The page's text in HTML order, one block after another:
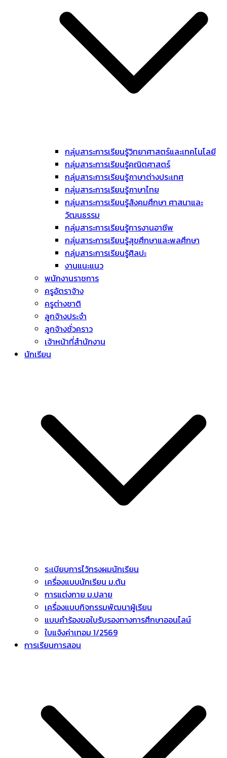
กลุ่มสาระการเรียนรู้วิทยาศาสตร์และเทคโนโลยี
กลุ่มสาระการเรียนรู้คณิตศาสตร์
กลุ่มสาระการเรียนรู้ภาษาต่างประเทศ
กลุ่มสาระการเรียนรู้ภาษาไทย
กลุ่มสาระการเรียนรู้สังคมศึกษา ศาสนาและ
วัฒนธรรม
กลุ่มสาระการเรียนรู้การงานอาชีพ
กลุ่มสาระการเรียนรู้สุขศึกษาและพลศึกษา
กลุ่มสาระการเรียนรู้ศิลปะ
งานแนะแนว
พนักงานราชการ
ครูอัตราจ้าง
ครูต่างชาติ
ลูกจ้างประจำ
ลูกจ้างชั่วคราว
เจ้าหน้าที่สำนักงาน
นักเรียน
ระเบียบการไว้ทรงผมนักเรียน
เครื่องแบบนักเรียน ม.ต้น
การแต่งกาย ม.ปลาย
เครื่องแบบกิจกรรมพัฒนาผู้เรียน
แบบคำร้องขอใบรับรองทางการศึกษาออนไลน์
ใบแจ้งค่าเทอม 1/2569
การเรียนการสอน